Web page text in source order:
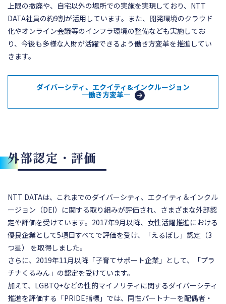
上限の撤廃や、自宅以外の場所での実施を実現しており、NTT
DATA社員の約9割が活用しています。また、開発環境のクラウド
化やオンライン会議等のインフラ環境の整備なども実施してお
り、今後も多様な人財が活躍できるよう働き方変革を推進してい
きます。
ダイバーシティ、エクイティ&インクルージョン
―働き方変革―
外部認定・評価
NTT DATAは、これまでのダイバーシティ、エクイティ＆インクル
ージョン（DEI）に関する取り組みが評価され、さまざまな外部認
定や評価を受けています。2017年9月以降、女性活躍推進における
優良企業として5項目すべてで評価を受け、「えるぼし」認定（3
つ星） を取得しました。
さらに、2019年11月以降「子育てサポート企業」として、「プラ
チナくるみん」の認定を受けています。
加えて、LGBTQ+などの性的マイノリティに関するダイバーシティ
推進を評価する「PRIDE指標」では、同性パートナーを配偶者・